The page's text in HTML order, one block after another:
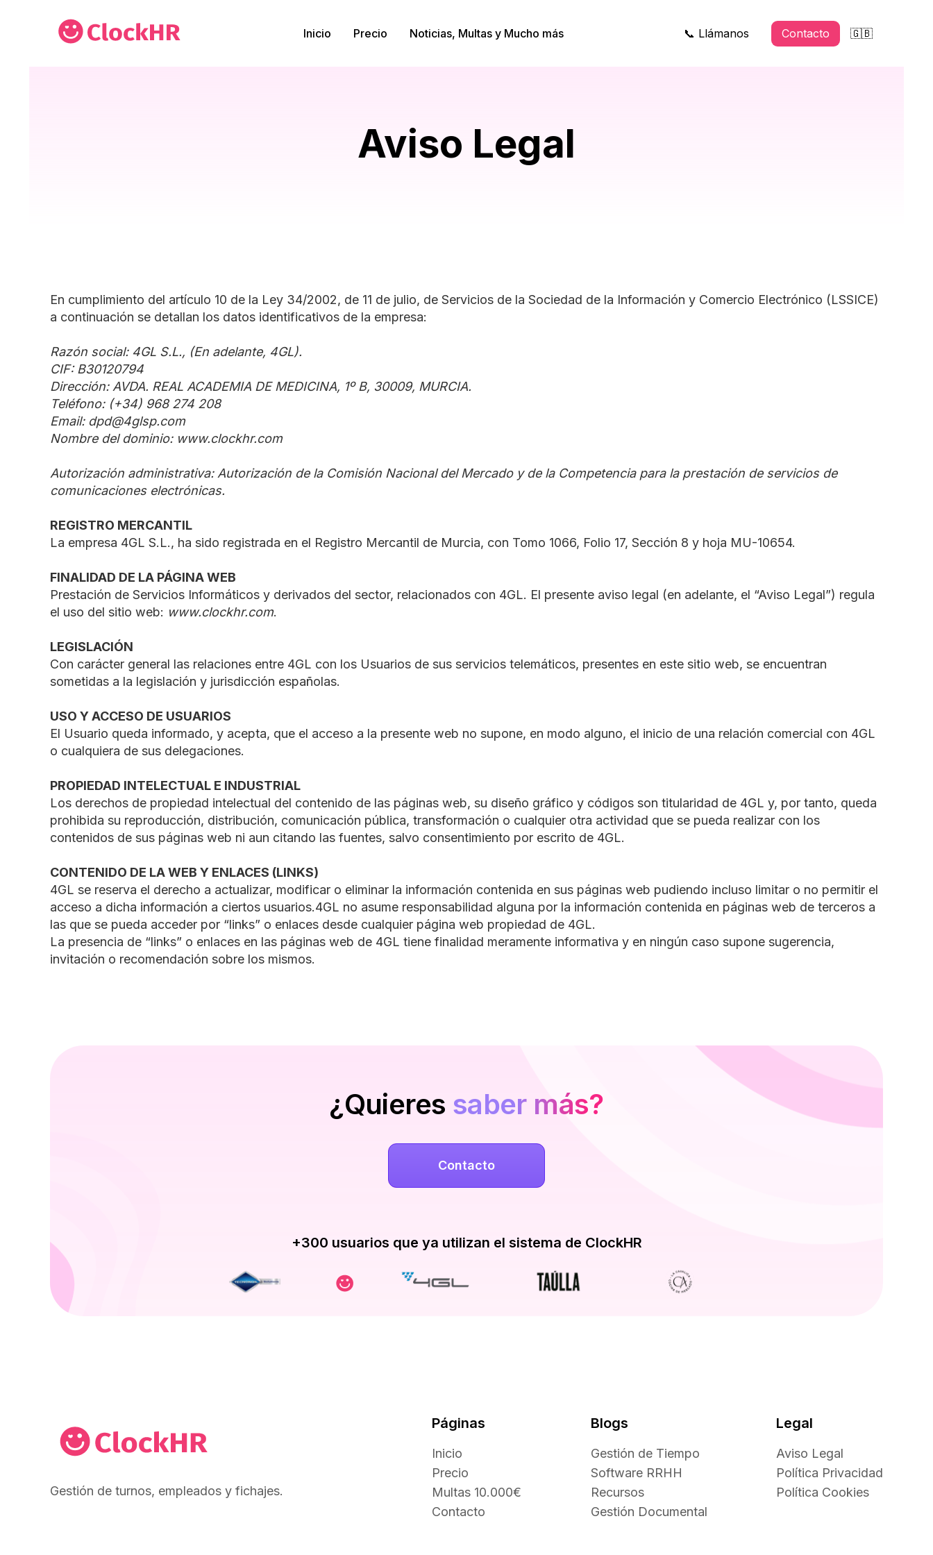
Inicio Precio Noticias, Multas y Mucho más 📞 Llámanos Contacto 🇬🇧
Aviso Legal
En cumplimiento del artículo 10 de la Ley 34/2002, de 11 de julio, de Servicios de la Sociedad de la Información y Comercio Electrónico (LSSICE)
a continuación se detallan los datos identificativos de la empresa:
Razón social: 4GL S.L., (En adelante, 4GL).
CIF: B30120794
Dirección: AVDA. REAL ACADEMIA DE MEDICINA, 1º B, 30009, MURCIA.
Teléfono: (+34) 968 274 208
Email: dpd@4glsp.com
Nombre del dominio: www.clockhr.com
Autorización administrativa: Autorización de la Comisión Nacional del Mercado y de la Competencia para la prestación de servicios de
comunicaciones electrónicas.
REGISTRO MERCANTIL
La empresa 4GL S.L., ha sido registrada en el Registro Mercantil de Murcia, con Tomo 1066, Folio 17, Sección 8 y hoja MU-10654.
FINALIDAD DE LA PÁGINA WEB
Prestación de Servicios Informáticos y derivados del sector, relacionados con 4GL. El presente aviso legal (en adelante, el “Aviso Legal”) regula
el uso del sitio web: www.clockhr.com.
LEGISLACIÓN
Con carácter general las relaciones entre 4GL con los Usuarios de sus servicios telemáticos, presentes en este sitio web, se encuentran
sometidas a la legislación y jurisdicción españolas.
USO Y ACCESO DE USUARIOS
El Usuario queda informado, y acepta, que el acceso a la presente web no supone, en modo alguno, el inicio de una relación comercial con 4GL
o cualquiera de sus delegaciones.
PROPIEDAD INTELECTUAL E INDUSTRIAL
Los derechos de propiedad intelectual del contenido de las páginas web, su diseño gráfico y códigos son titularidad de 4GL y, por tanto, queda
prohibida su reproducción, distribución, comunicación pública, transformación o cualquier otra actividad que se pueda realizar con los
contenidos de sus páginas web ni aun citando las fuentes, salvo consentimiento por escrito de 4GL.
CONTENIDO DE LA WEB Y ENLACES (LINKS)
4GL se reserva el derecho a actualizar, modificar o eliminar la información contenida en sus páginas web pudiendo incluso limitar o no permitir el
acceso a dicha información a ciertos usuarios.4GL no asume responsabilidad alguna por la información contenida en páginas web de terceros a
las que se pueda acceder por “links” o enlaces desde cualquier página web propiedad de 4GL.
La presencia de “links” o enlaces en las páginas web de 4GL tiene finalidad meramente informativa y en ningún caso supone sugerencia,
invitación o recomendación sobre los mismos.
¿Quieres saber más?
Contacto
+300 usuarios que ya utilizan el sistema de ClockHR
Gestión de turnos, empleados y fichajes.
Páginas
Inicio
Precio
Multas 10.000€
Contacto
Blogs
Gestión de Tiempo
Software RRHH
Recursos
Gestión Documental
Legal
Aviso Legal
Política Privacidad
Política Cookies